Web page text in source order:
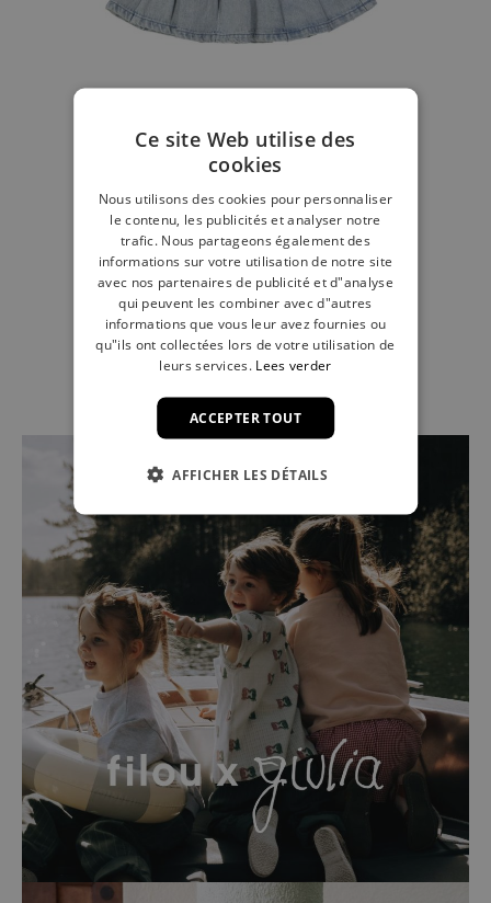
Jupe jean snow bleach
44,99 €
Ce site Web utilise des
cookies
Nous utilisons des cookies pour personnaliser
le contenu, les publicités et analyser notre
trafic. Nous partageons également des
informations sur votre utilisation de notre site
avec nos partenaires de publicité et d"analyse
qui peuvent les combiner avec d"autres
informations que vous leur avez fournies ou
qu"ils ont collectées lors de votre utilisation de
leurs services. Lees verder
ACCEPTER TOUT
AFFICHER LES DÉTAILS